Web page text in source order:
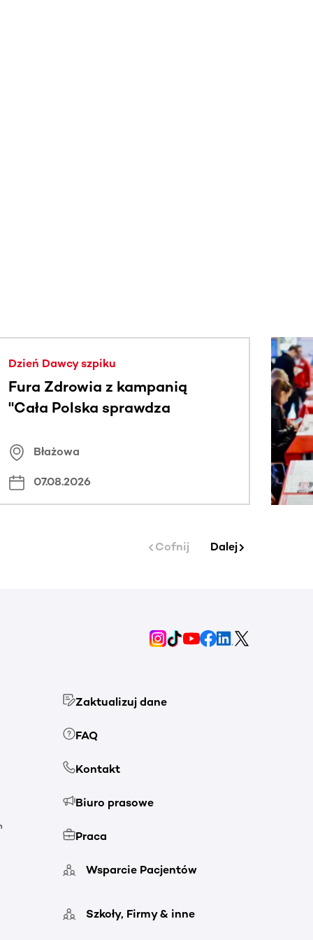
Dzień Dawcy szpiku
Fura Zdrowia z kampanią
"Cała Polska sprawdza
Błażowa
07.08.2026
Cofnij Dalej
Zaktualizuj dane
FAQ
Kontakt
Biuro prasowe
Praca
Wsparcie Pacjentów
Szkoły, Firmy & inne